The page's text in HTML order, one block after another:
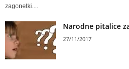
zagonetki....
Narodne pitalice
27/11/2017